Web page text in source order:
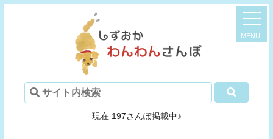
現在 197さんぽ掲載中♪